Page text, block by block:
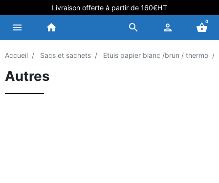
Livraison offerte à partir de 160€HT
menu home search person shopping_basket
0
Accueil Sacs et sachets Etuis papier blanc /brun / thermo
Autres